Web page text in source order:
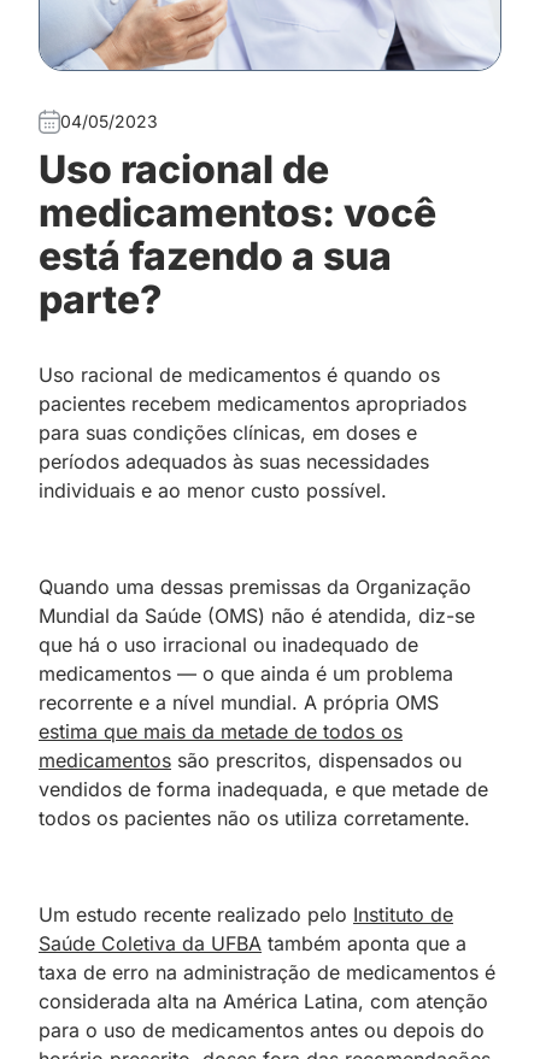
04/05/2023
Uso racional de
medicamentos: você
está fazendo a sua
parte?
Uso racional de medicamentos é quando os
pacientes recebem medicamentos apropriados
para suas condições clínicas, em doses e
períodos adequados às suas necessidades
individuais e ao menor custo possível.
Quando uma dessas premissas da Organização
Mundial da Saúde (OMS) não é atendida, diz-se
que há o uso irracional ou inadequado de
medicamentos — o que ainda é um problema
recorrente e a nível mundial. A própria OMS
estima que mais da metade de todos os
medicamentos são prescritos, dispensados ​​ou
vendidos de forma inadequada, e que metade de
todos os pacientes não os utiliza corretamente.
Um estudo recente realizado pelo Instituto de
Saúde Coletiva da UFBA também aponta que a
taxa de erro na administração de medicamentos é
considerada alta na América Latina, com atenção
para o uso de medicamentos antes ou depois do